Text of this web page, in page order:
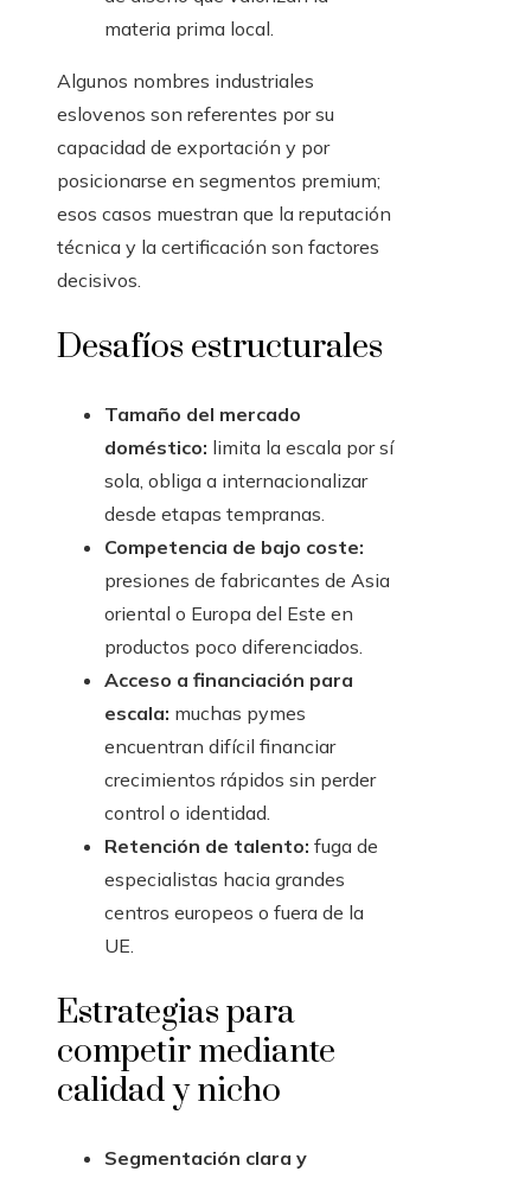
materia prima local.
Algunos nombres industriales
eslovenos son referentes por su
capacidad de exportación y por
posicionarse en segmentos premium;
esos casos muestran que la reputación
técnica y la certificación son factores
decisivos.
Desafíos estructurales
Tamaño del mercado
doméstico: limita la escala por sí
sola, obliga a internacionalizar
desde etapas tempranas.
Competencia de bajo coste:
presiones de fabricantes de Asia
oriental o Europa del Este en
productos poco diferenciados.
Acceso a financiación para
escala: muchas pymes
encuentran difícil financiar
crecimientos rápidos sin perder
control o identidad.
Retención de talento: fuga de
especialistas hacia grandes
centros europeos o fuera de la
UE.
Estrategias para
competir mediante
calidad y nicho
Segmentación clara y